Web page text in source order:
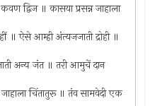
द्विज ॥ कासया प्रसन्न जाहाला
॥ ऐसे आम्ही अंत्यजजाती द्रोही ॥
अन्य जंत ॥ तरी आमुचें दान
चिंतातुरू ॥ तंव सामवेदी एक